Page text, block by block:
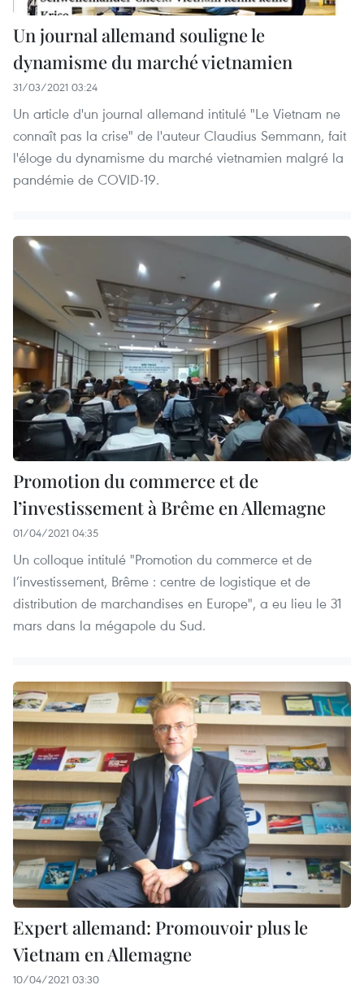
Un journal allemand souligne le
dynamisme du marché vietnamien
31/03/2021 03:24
Un article d'un journal allemand intitulé "Le Vietnam ne
connaît pas la crise" de l'auteur Claudius Semmann, fait
l'éloge du dynamisme du marché vietnamien malgré la
pandémie de COVID-19.
Promotion du commerce et de
l’investissement à Brême en Allemagne
01/04/2021 04:35
Un colloque intitulé "Promotion du commerce et de
l’investissement, Brême : centre de logistique et de
distribution de marchandises en Europe", a eu lieu le 31
mars dans la mégapole du Sud.
Expert allemand: Promouvoir plus le
Vietnam en Allemagne
10/04/2021 03:30